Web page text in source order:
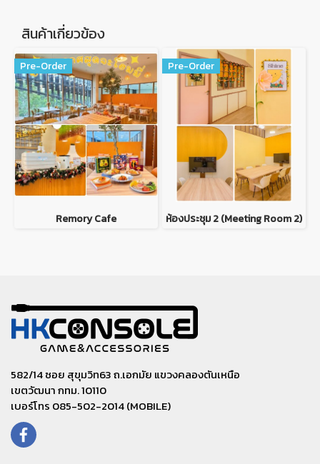
สินค้าเกี่ยวข้อง
Pre-Order
Remory Cafe
Pre-Order
ห้องประชุม 2 (Meeting Room 2)
582/14 ซอย สุขุมวิท63 ถ.เอกมัย แขวงคลองตันเหนือ
เขตวัฒนา กทม. 10110
เบอร์โทร 085-502-2014 (MOBILE)